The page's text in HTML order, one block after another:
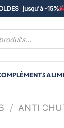
: jusqu'à -15%
/ ANTI